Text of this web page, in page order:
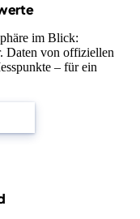
im Blick:
Daten von offiziellen
– für ein